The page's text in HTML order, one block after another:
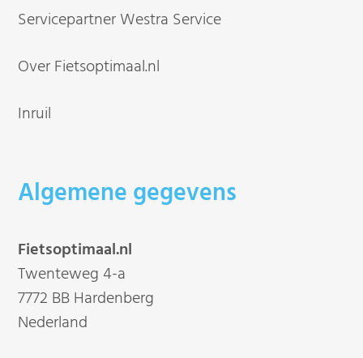
Servicepartner Westra Service
Over Fietsoptimaal.nl
Inruil
Algemene gegevens
Fietsoptimaal.nl
Twenteweg 4-a
7772 BB Hardenberg
Nederland